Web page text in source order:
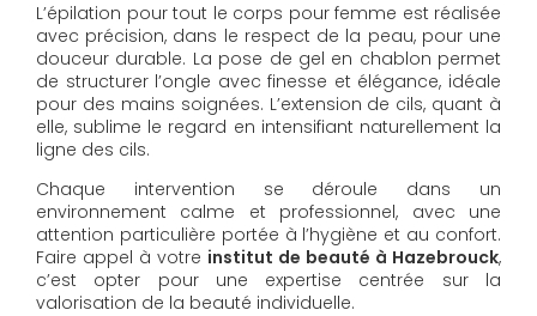
L’épilation pour tout le corps pour femme est réalisée
avec précision, dans le respect de la peau, pour une
douceur durable. La pose de gel en chablon permet
de structurer l’ongle avec finesse et élégance, idéale
pour des mains soignées. L’extension de cils, quant à
elle, sublime le regard en intensifiant naturellement la
ligne des cils.
Chaque intervention se déroule dans un
environnement calme et professionnel, avec une
attention particulière portée à l’hygiène et au confort.
Faire appel à votre institut de beauté à Hazebrouck,
c’est opter pour une expertise centrée sur la
valorisation de la beauté individuelle.